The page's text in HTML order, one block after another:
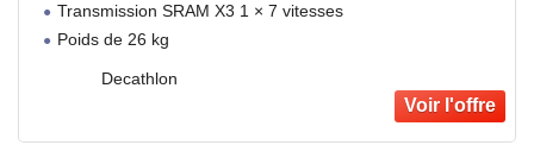
Transmission SRAM X3 1 × 7 vitesses
Poids de 26 kg
Decathlon